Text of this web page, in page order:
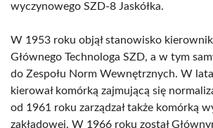
wyczynowego SZD-8 Jaskółka.
W 1953 roku objął stanowisko
Głównego Technologa SZD, a w tym
do Zespołu Norm Wewnętrznych. W
kierował komórką zajmującą się
od 1961 roku zarządzał także komórką
zakładowej. W 1966 roku został